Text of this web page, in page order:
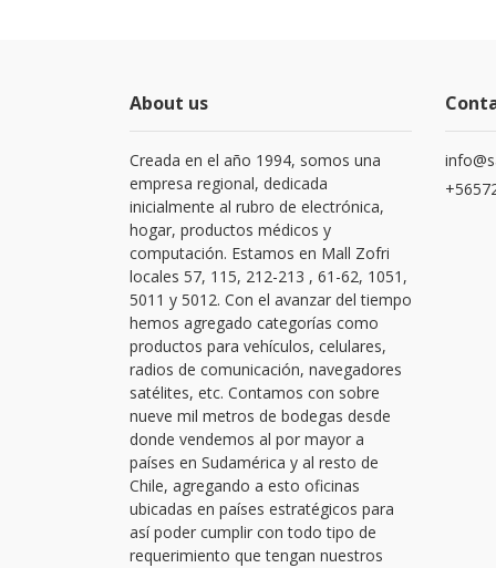
About us
Creada en el año 1994, somos una
empresa regional, dedicada
inicialmente al rubro de electrónica,
hogar, productos médicos y
computación. Estamos en Mall Zofri
locales 57, 115, 212-213 , 61-62, 1051,
5011 y 5012. Con el avanzar del tiempo
hemos agregado categorías como
productos para vehículos, celulares,
radios de comunicación, navegadores
satélites, etc. Contamos con sobre
nueve mil metros de bodegas desde
donde vendemos al por mayor a
países en Sudamérica y al resto de
Chile, agregando a esto oficinas
ubicadas en países estratégicos para
así poder cumplir con todo tipo de
requerimiento que tengan nuestros